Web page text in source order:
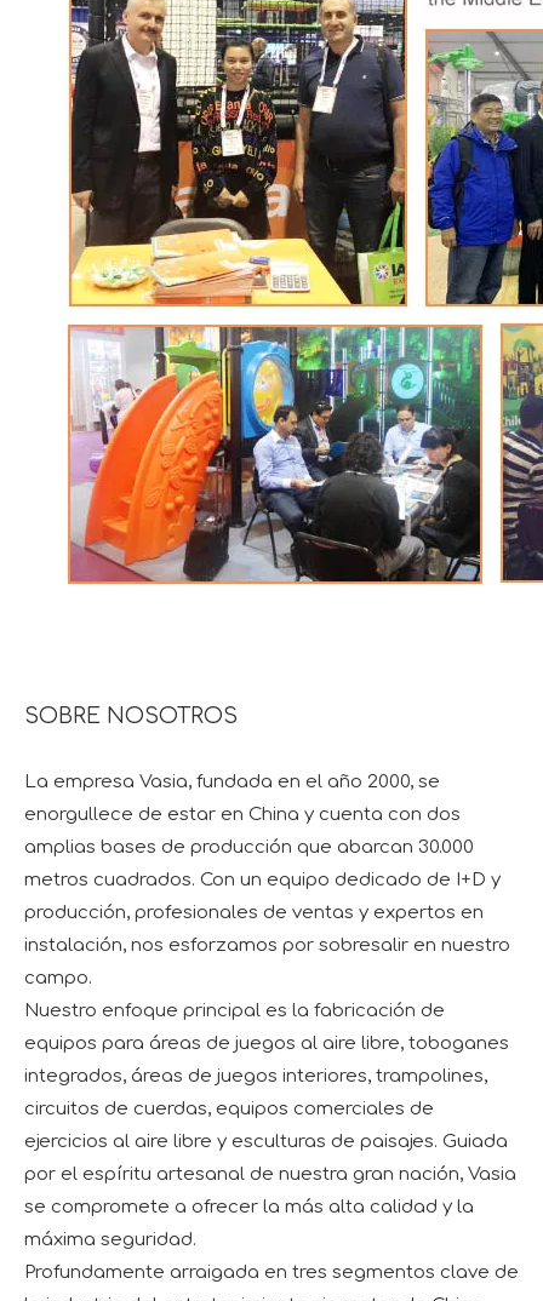
SOBRE NOSOTROS
La empresa Vasia, fundada en el año 2000, se
enorgullece de estar en China y cuenta con dos
amplias bases de producción que abarcan 30.000
metros cuadrados. Con un equipo dedicado de I+D y
producción, profesionales de ventas y expertos en
instalación, nos esforzamos por sobresalir en nuestro
campo.
Nuestro enfoque principal es la fabricación de
equipos para áreas de juegos al aire libre, toboganes
integrados, áreas de juegos interiores, trampolines,
circuitos de cuerdas, equipos comerciales de
ejercicios al aire libre y esculturas de paisajes. Guiada
por el espíritu artesanal de nuestra gran nación, Vasia
se compromete a ofrecer la más alta calidad y la
máxima seguridad.
Profundamente arraigada en tres segmentos clave de